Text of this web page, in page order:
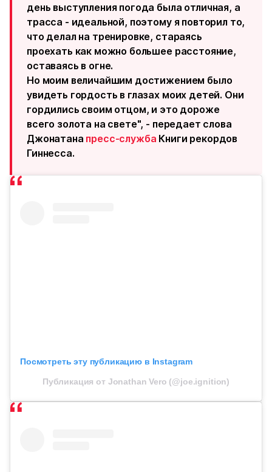
день выступления погода была отличная, а
трасса - идеальной, поэтому я повторил то,
что делал на тренировке, стараясь
проехать как можно большее расстояние,
оставаясь в огне.
Но моим величайшим достижением было
увидеть гордость в глазах моих детей. Они
гордились своим отцом, и это дороже
всего золота на свете", - передает слова
Джонатана пресс-служба Книги рекордов
Гиннесса.
Посмотреть эту публикацию в Instagram
Публикация от Jonathan Vero (@joe.ignition)